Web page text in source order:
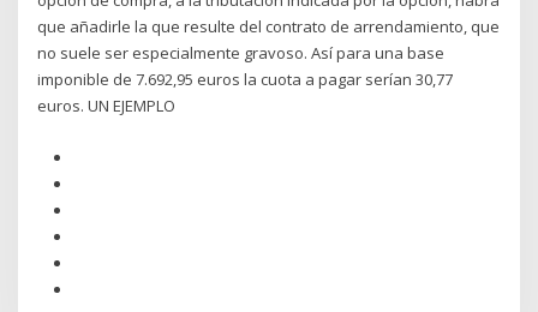
que añadirle la que resulte del contrato de arrendamiento, que
no suele ser especialmente gravoso. Así para una base
imponible de 7.692,95 euros la cuota a pagar serían 30,77
euros. UN EJEMPLO